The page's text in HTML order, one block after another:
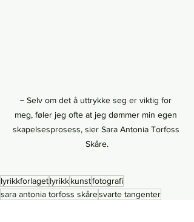
− Selv om det å uttrykke seg er viktig for
meg, føler jeg ofte at jeg dømmer min egen
skapelsesprosess, sier Sara Antonia Torfoss
Skåre.
lyrikkforlagetlyrikkkunstfotografi
sara antonia torfoss skåresvarte tangenter